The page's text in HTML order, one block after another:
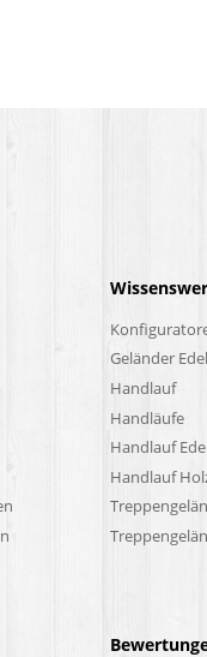
Geländer
Handlauf
Handläufe
Handlauf
Handlauf